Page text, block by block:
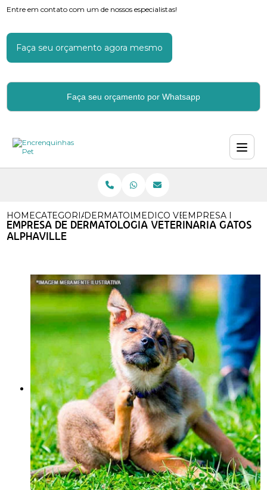
Entre em contato com um de nossos especialistas!
Faça seu orçamento agora mesmo
Faça seu orçamento por Whatsapp
HOMECATEGORIASDERMATOLOGIA VETERINARIA
MEDICO VETERINARIO
EMPRESA DE
EMPRESA DE DERMATOLOGIA VETERINARIA GATOS
ALPHAVILLE